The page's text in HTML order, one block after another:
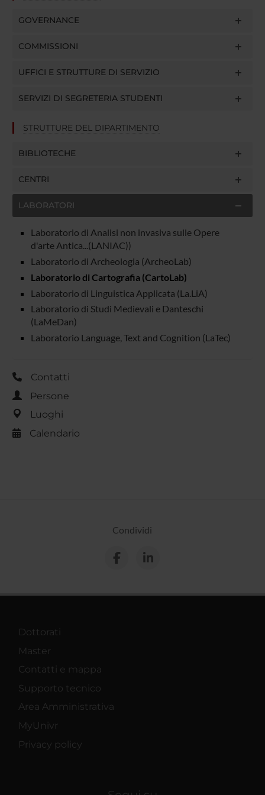
GOVERNANCE
COMMISSIONI
UFFICI E STRUTTURE DI SERVIZIO
SERVIZI DI SEGRETERIA STUDENTI
STRUTTURE DEL DIPARTIMENTO
BIBLIOTECHE
CENTRI
LABORATORI
Laboratorio di Analisi non invasiva sulle Opere
d'arte Antica...(LANIAC))
Laboratorio di Archeologia (ArcheoLab)
Laboratorio di Cartografia (CartoLab)
Laboratorio di Linguistica Applicata (La.LiA)
Laboratorio di Studi Medievali e Danteschi
(LaMeDan)
Laboratorio Language, Text and Cognition (LaTec)
Contatti
Persone
Luoghi
Calendario
Condividi
Dottorati
Master
Contatti e mappa
Supporto tecnico
Area Amministrativa
MyUnivr
Privacy policy